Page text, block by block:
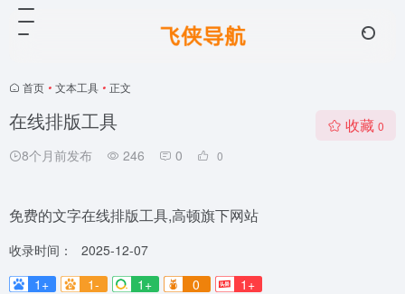
首页 • 文本工具 • 正文
在线排版工具
8个月前发布 246 0 0
收藏 0
免费的文字在线排版工具,高顿旗下网站
收录时间：
2025-12-07
1+
1- 1+ 0 1+